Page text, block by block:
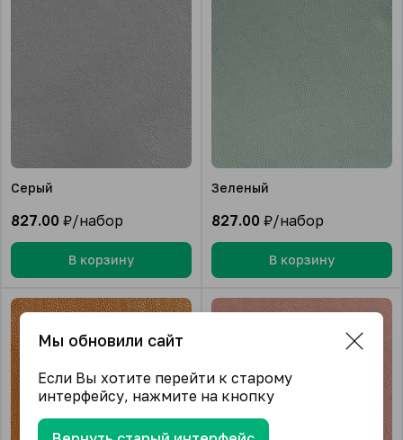
Серый
827.00 ₽/набор
В корзину
Зеленый
827.00 ₽/набор
В корзину
Мы обновили сайт
Если Вы хотите перейти к старому
интерфейсу, нажмите на кнопку